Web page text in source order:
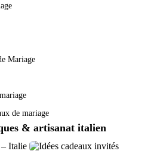
Mariage
de mariage
& artisanat italien